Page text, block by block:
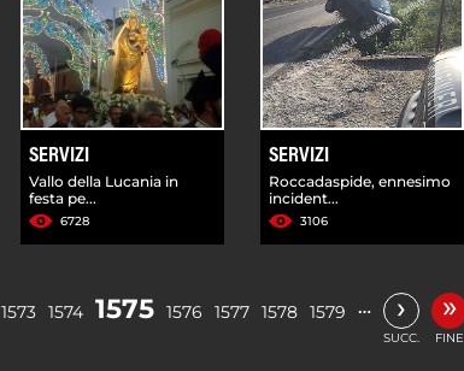
SERVIZI
Vallo della Lucania in
festa pe...
6728
SERVIZI
Roccadaspide, ennesimo
incident...
3106
1573 1574 1575 1576 1577 1578 1579 … ›
SUCC.
»
FINE